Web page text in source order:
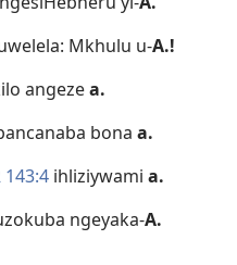
Mkhulu u-A.!
angezea.
bona a.
143:4 ihliziywami a.
ngeyaka-A.